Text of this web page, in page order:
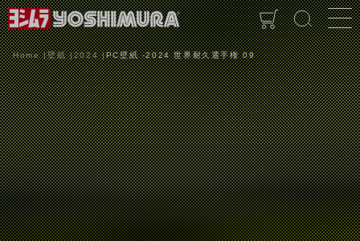
Home 壁紙 2024 PC壁紙 -2024 世界耐久選手権 09